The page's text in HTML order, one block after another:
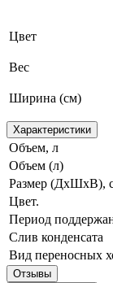
Цвет
Вес
Ширина (см)
Характеристики
Объем, л
Объем (л)
Размер (ДхШхВ),
Цвет.
Период
Слив конденсата
Вид переносных
Отзывы